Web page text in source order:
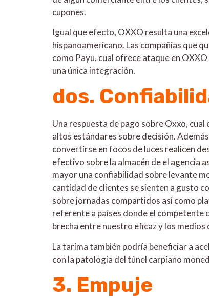
cupones.
Igual que efecto, OXXO resulta una
hispanoamericano. Las compañías que
como Payu, cual ofrece ataque en
una única integración.
dos.
Una respuesta de pago sobre Oxxo,
altos estándares sobre decisión.
convertirse en focos de luces realicen
efectivo sobre la almacén de el agencia
mayor una confiabilidad sobre levante
cantidad de clientes se sienten a gusto
sobre jornadas compartidos así­ como
referente a países donde el competente
brecha entre nuestro eficaz y los medios
La tarima también podría beneficiar a
con la patologí­a del túnel carpiano
3. Empuje